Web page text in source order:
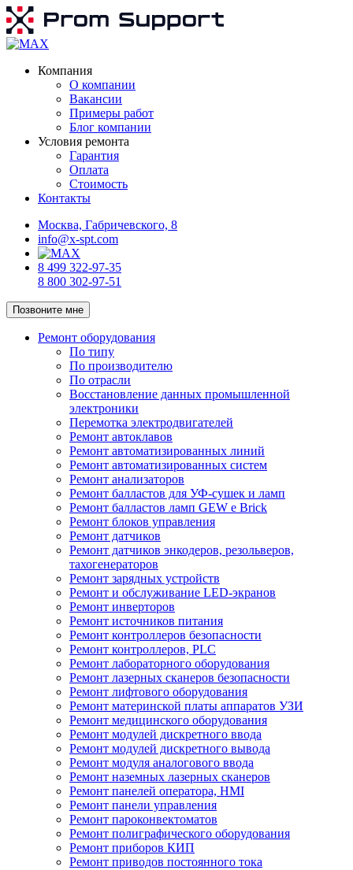
Компания
О компании
Вакансии
Примеры работ
Блог компании
Условия ремонта
Гарантия
Оплата
Стоимость
Контакты
Москва, Габричевского, 8
info@x-spt.com
8 499 322-97-35
8 800 302-97-51
Позвоните мне
Ремонт оборудования
По типу
По производителю
По отрасли
Восстановление данных промышленной
электроники
Перемотка электродвигателей
Ремонт автоклавов
Ремонт автоматизированных линий
Ремонт автоматизированных систем
Ремонт анализаторов
Ремонт балластов для УФ-сушек и ламп
Ремонт балластов ламп GEW e Brick
Ремонт блоков управления
Ремонт датчиков
Ремонт датчиков энкодеров, резольверов,
тахогенераторов
Ремонт зарядных устройств
Ремонт и обслуживание LED-экранов
Ремонт инверторов
Ремонт источников питания
Ремонт контроллеров безопасности
Ремонт контроллеров, PLC
Ремонт лабораторного оборудования
Ремонт лазерных сканеров безопасности
Ремонт лифтового оборудования
Ремонт материнской платы аппаратов УЗИ
Ремонт медицинского оборудования
Ремонт модулей дискретного ввода
Ремонт модулей дискретного вывода
Ремонт модуля аналогового ввода
Ремонт наземных лазерных сканеров
Ремонт панелей оператора, HMI
Ремонт панели управления
Ремонт пароконвектоматов
Ремонт полиграфического оборудования
Ремонт приборов КИП
Ремонт приводов постоянного тока